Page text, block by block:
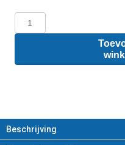
berlingo
Houten
met
stelling
Beschrijving